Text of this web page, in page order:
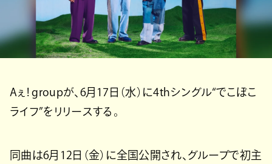
Aぇ! groupが、6月17日（水）に4thシングル“でこぼこ
ライフ”をリリースする。
同曲は6月12日（金）に全国公開され、グループで初主